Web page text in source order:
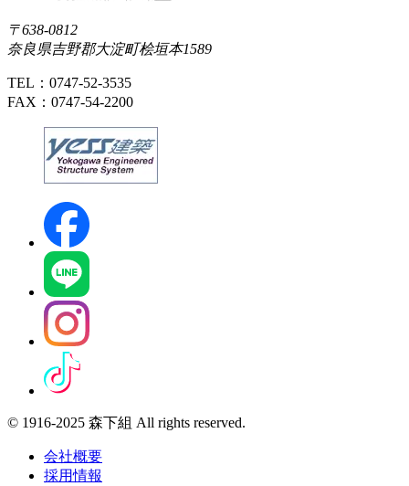
〒638-0812
奈良県吉野郡大淀町桧垣本1589
TEL：0747-52-3535
FAX：0747-54-2200
© 1916-2025 森下組 All rights reserved.
会社概要
採用情報